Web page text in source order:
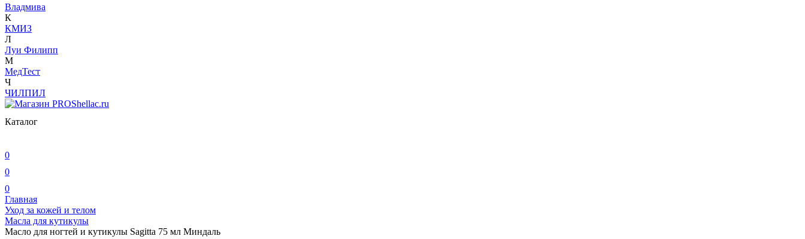
Владмива
К
КМИЗ
Л
Луи Филипп
М
МедТест
Ч
ЧИЛПИЛ
Каталог
0
0
0
Главная
Уход за кожей и телом
Масла для кутикулы
Масло для ногтей и кутикулы Sagitta 75 мл Миндаль